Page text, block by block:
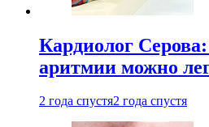
Кардиолог
аритмии можно
2 года спустя2 года спустя